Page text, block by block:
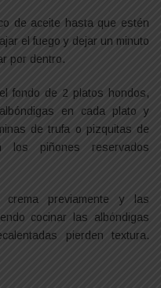
de aceite hasta que estén
el fuego y dejar un minuto
por dentro.
fondo de 2 platos hondos,
en cada plato y
de trufa o pizquitas de
los piñones reservados
previamente y las
cocinar las albóndigas
pierden textura.